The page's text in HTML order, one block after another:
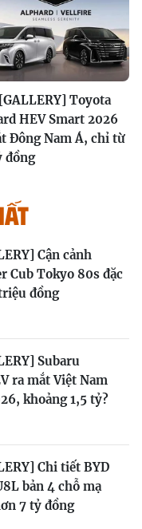
[GALLERY] Toyota
HEV Smart 2026
Đông Nam Á, chỉ từ
đồng
Cận cảnh
Cub Tokyo 80s đặc
đồng
Subaru
ra mắt Việt Nam
khoảng 1,5 tỷ?
Chi tiết BYD
bản 4 chỗ mạ
7 tỷ đồng